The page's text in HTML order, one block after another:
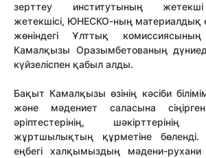
зерттеу институтының жетекші
жетекшісі, ЮНЕСКО-ның материалдық
жөніндегі Ұлттық
Камалқызы Оразымбетованың
күйзеліспен қабыл алды.
Бақыт Камалқызы өзінің кәсіби
және мәдениет саласына
әріптестерінің,
жұртшылықтың құрметіне
еңбегі халқымыздың мәдени-рухани